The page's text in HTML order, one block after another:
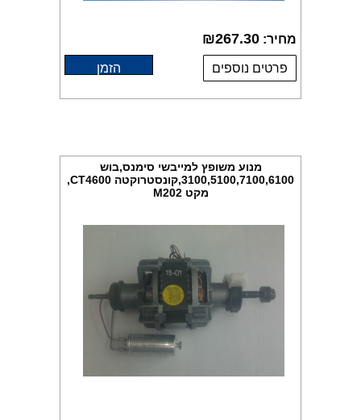
מחיר: ₪267.30
פרטים נוספים הזמן
מנוע משופץ למייבשי סימנס,בוש
3100,5100,7100,6100,קונסטרוקטה CT4600,
מקט M202